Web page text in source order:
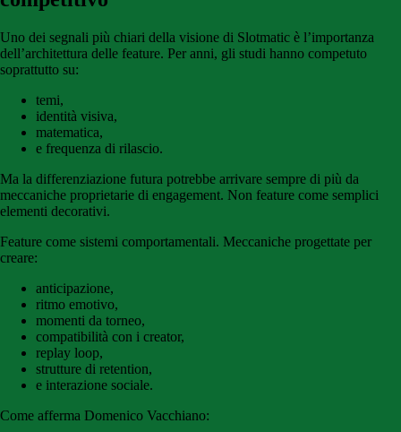
Uno dei segnali più chiari della visione di Slotmatic è l’importanza
dell’architettura delle feature. Per anni, gli studi hanno competuto
soprattutto su:
temi,
identità visiva,
matematica,
e frequenza di rilascio.
Ma la differenziazione futura potrebbe arrivare sempre di più da
meccaniche proprietarie di engagement. Non feature come semplici
elementi decorativi.
Feature come sistemi comportamentali. Meccaniche progettate per
creare:
anticipazione,
ritmo emotivo,
momenti da torneo,
compatibilità con i creator,
replay loop,
strutture di retention,
e interazione sociale.
Come afferma Domenico Vacchiano: